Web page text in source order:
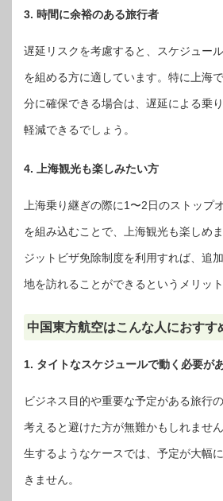
3. 時間に余裕のある旅行者
遅延リスクを考慮すると、スケジュー
を組める方に適しています。特に上海
分に確保できる場合は、遅延による乗
軽減できるでしょう。
4. 上海観光も楽しみたい方
上海乗り継ぎの際に1〜2日のストップ
を組み込むことで、上海観光も楽しめ
ジットビザ免除制度を利用すれば、追
地を訪れることができるというメリット
中国東方航空はこんな人におすす
1. タイトなスケジュールで動く必要が
ビジネス目的や重要な予定がある旅行
考えると避けた方が無難かもしれませ
生するようなケースでは、予定が大幅
きません。